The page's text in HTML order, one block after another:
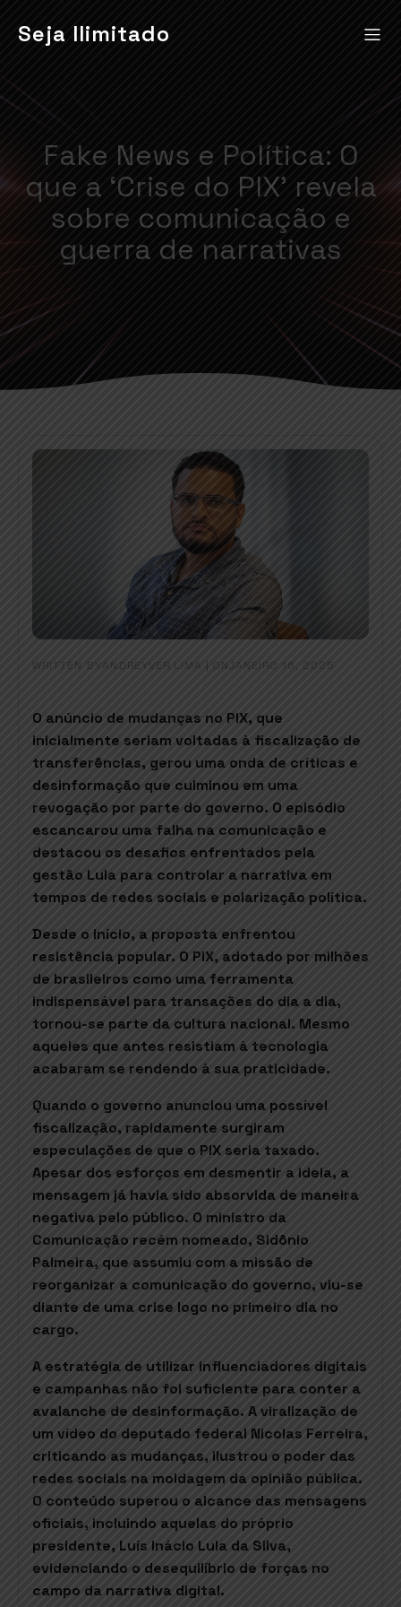
Seja Ilimitado
Fake News e Política: O
que a ‘Crise do PIX’ revela
sobre comunicação e
guerra de narrativas
WRITTEN BY ANDREYVER LIMA ONJANEIRO 16, 2025
O anúncio de mudanças no PIX, que
inicialmente seriam voltadas à fiscalização de
transferências, gerou uma onda de críticas e
desinformação que culminou em uma
revogação por parte do governo. O episódio
escancarou uma falha na comunicação e
destacou os desafios enfrentados pela
gestão Lula para controlar a narrativa em
tempos de redes sociais e polarização política.
Desde o início, a proposta enfrentou
resistência popular. O PIX, adotado por milhões
de brasileiros como uma ferramenta
indispensável para transações do dia a dia,
tornou-se parte da cultura nacional. Mesmo
aqueles que antes resistiam à tecnologia
acabaram se rendendo à sua praticidade.
Quando o governo anunciou uma possível
fiscalização, rapidamente surgiram
especulações de que o PIX seria taxado.
Apesar dos esforços em desmentir a ideia, a
mensagem já havia sido absorvida de maneira
negativa pelo público. O ministro da
Comunicação recém nomeado, Sidônio
Palmeira, que assumiu com a missão de
reorganizar a comunicação do governo, viu-se
diante de uma crise logo no primeiro dia no
cargo.
A estratégia de utilizar influenciadores digitais
e campanhas não foi suficiente para conter a
avalanche de desinformação. A viralização de
um vídeo do deputado federal Nicolas Ferreira,
criticando as mudanças, ilustrou o poder das
redes sociais na moldagem da opinião pública.
O conteúdo superou o alcance das mensagens
oficiais, incluindo aquelas do próprio
presidente, Luís Inácio Lula da Silva,
evidenciando o desequilíbrio de forças no
campo da narrativa digital.